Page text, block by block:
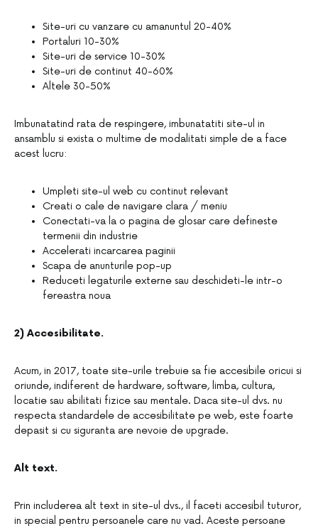
Site-uri cu vanzare cu amanuntul 20-40%
Portaluri 10-30%
Site-uri de service 10-30%
Site-uri de continut 40-60%
Altele 30-50%
Imbunatatind rata de respingere, imbunatatiti site-ul in
ansamblu si exista o multime de modalitati simple de a face
acest lucru:
Umpleti site-ul web cu continut relevant
Creati o cale de navigare clara / meniu
Conectati-va la o pagina de glosar care defineste
termenii din industrie
Accelerati incarcarea paginii
Scapa de anunturile pop-up
Reduceti legaturile externe sau deschideti-le intr-o
fereastra noua
2) Accesibilitate.
Acum, in 2017, toate site-urile trebuie sa fie accesibile oricui si
oriunde, indiferent de hardware, software, limba, cultura,
locatie sau abilitati fizice sau mentale. Daca site-ul dvs. nu
respecta standardele de accesibilitate pe web, este foarte
depasit si cu siguranta are nevoie de upgrade.
Alt text.
Prin includerea alt text in site-ul dvs., il faceti accesibil tuturor,
in special pentru persoanele care nu vad. Aceste persoane